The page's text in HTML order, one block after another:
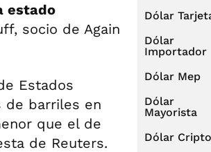
estado
socio de Again
Estados
de barriles en
que el de
de Reuters.
Dólar
Dólar
Importador
Dólar Mep
Dólar
Mayorista
Dólar Cripto